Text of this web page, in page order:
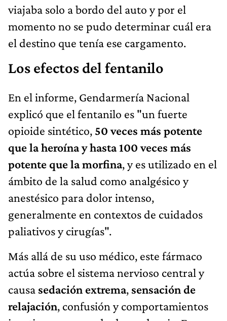
viajaba solo a bordo del auto y por el
momento no se pudo determinar cuál era
el destino que tenía ese cargamento.
Los efectos del fentanilo
En el informe, Gendarmería Nacional
explicó que el fentanilo es "un fuerte
opioide sintético, 50 veces más potente
que la heroína y hasta 100 veces más
potente que la morfina, y es utilizado en el
ámbito de la salud como analgésico y
anestésico para dolor intenso,
generalmente en contextos de cuidados
paliativos y cirugías".
Más allá de su uso médico, este fármaco
actúa sobre el sistema nervioso central y
causa sedación extrema, sensación de
relajación, confusión y comportamientos